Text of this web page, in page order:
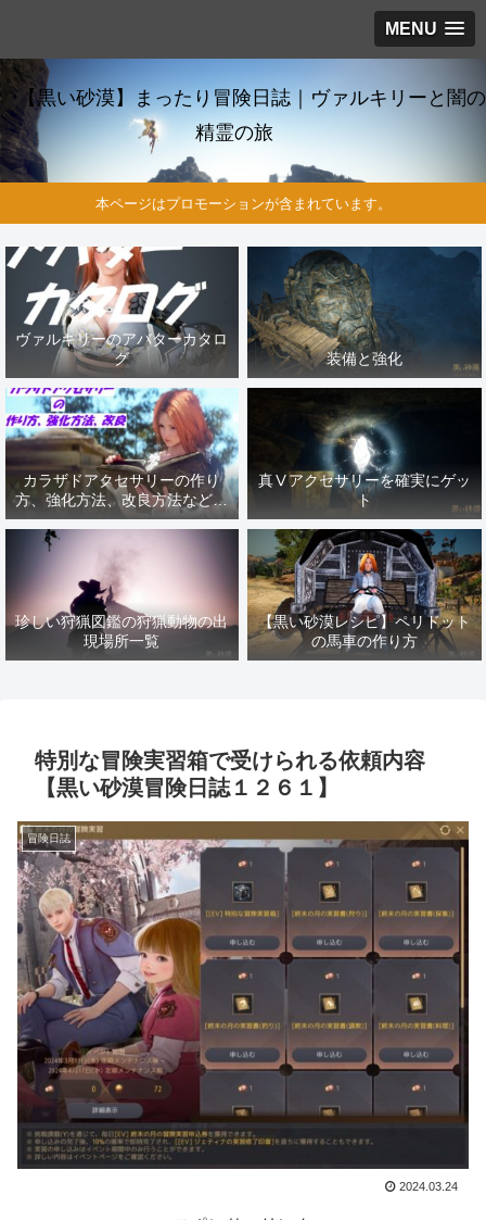
MENU
【黒い砂漠】まったり冒険日誌｜ヴァルキリーと闇の
精霊の旅
本ページはプロモーションが含まれています。
ヴァルキリーのアバターカタロ
グ
装備と強化
カラザドアクセサリーの作り
方、強化方法、改良方法などま
とめ【黒い砂漠冒険日誌１４１
真Ⅴアクセサリーを確実にゲッ
ト
珍しい狩猟図鑑の狩猟動物の出
現場所一覧
【黒い砂漠レシピ】ペリドット
の馬車の作り方
特別な冒険実習箱で受けられる依頼内容
【黒い砂漠冒険日誌１２６１】
冒険日誌
2024.03.24